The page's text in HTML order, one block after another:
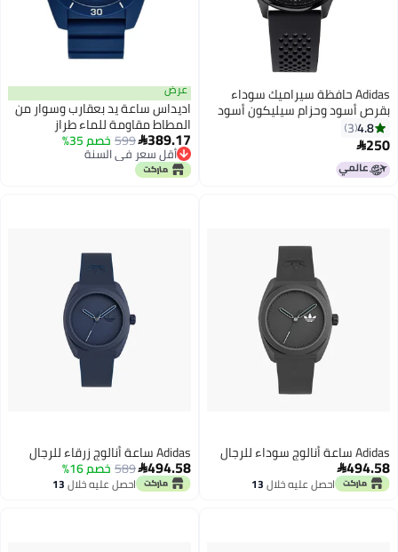
Adidas حافظة سيراميك سوداء
بقرص أسود وحزام سيليكون أسود
4.8
3
250
عرض
اديداس ساعة يد بعقارب وسوار من
المطاط مقاومة للماء طراز
ADH3138 - 41 مم - أزرق للجنسين
389.17
599 خصم 35%
أقل سعر في السنة
أقل سعر في السنة
Adidas ساعة أنالوج سوداء للرجال
494.58
احصل عليه خلال13
Adidas ساعة أنالوج زرقاء للرجال
494.58
589 خصم 16%
احصل عليه خلال13